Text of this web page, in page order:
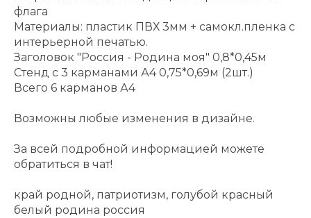
флага
Материалы: пластик ПВХ 3мм + самокл.пленка с
интерьерной печатью.
Заголовок "Россия - Родина моя" 0,8*0,45м
Стенд с 3 карманами А4 0,75*0,69м (2шт.)
Всего 6 карманов А4
Возможны любые изменения в дизайне.
За всей подробной информацией можете
обратиться в чат!
край родной, патриотизм, голубой красный
белый родина россия